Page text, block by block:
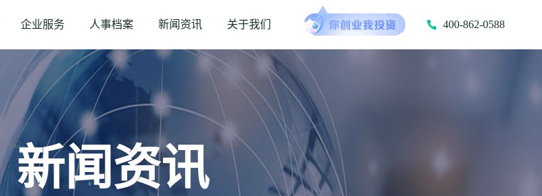
企业服务 人事档案 新闻资讯 关于我们 400-862-0588
新闻资讯